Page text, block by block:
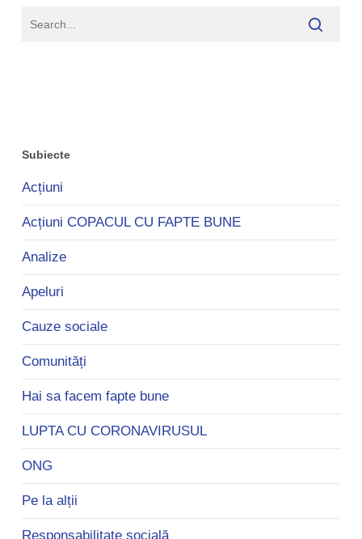
Subiecte
Acțiuni
Acțiuni COPACUL CU FAPTE BUNE
Analize
Apeluri
Cauze sociale
Comunități
Hai sa facem fapte bune
LUPTA CU CORONAVIRUSUL
ONG
Pe la alții
Responsabilitate socială